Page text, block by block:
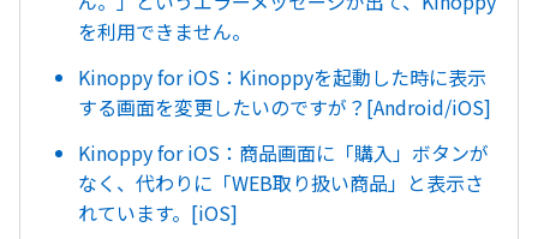
を利用できません。
Kinoppy for iOS：Kinoppyを起動した時に表示
する画面を変更したいのですが？[Android/iOS]
Kinoppy for iOS：商品画面に「購入」ボタンが
なく、代わりに「WEB取り扱い商品」と表示さ
れています。[iOS]